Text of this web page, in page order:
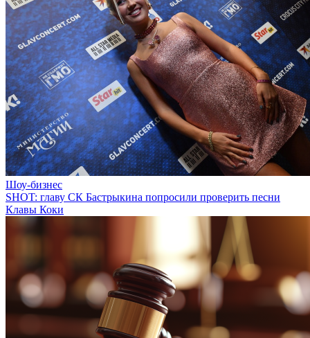
Шоу-бизнес
SHOT: главу СК Бастрыкина попросили проверить песни
Клавы Коки